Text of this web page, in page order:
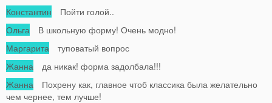
Константин Пойти голой..
Ольга В школьную форму! Очень модно!
Маргарита туповатый вопрос
Жанна да никак! форма задолбала!!!
Жанна Похрену как, главное чтоб классика была желательно
чем чернее, тем лучше!